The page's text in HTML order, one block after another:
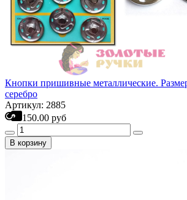
Кнопки пришивные металлические.
серебро
Артикул: 2885
150.00 руб
В корзину